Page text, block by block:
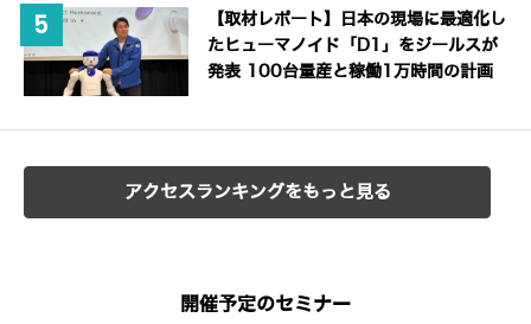
【取材レポート】日本の現場に最適化し
たヒューマノイド「D1」をジールスが
発表 100台量産と稼働1万時間の計画
アクセスランキングをもっと見る
開催予定のセミナー